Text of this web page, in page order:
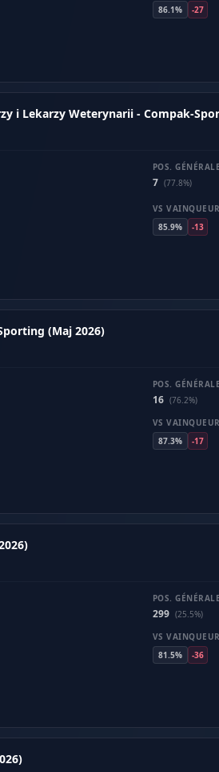
86.1%
-27
i Lekarzy Weterynarii - Compak-
POS. GÉNÉRALE
7 (77.8%)
VS
85.9%
-13
(Maj 2026)
POS. GÉNÉRALE
16 (76.2%)
VS
87.3%
-17
POS. GÉNÉRALE
299 (25.5%)
VS
81.5%
-36